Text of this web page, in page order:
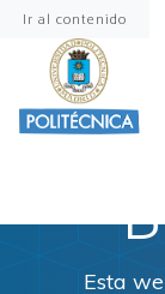
Ir al contenido
Esta